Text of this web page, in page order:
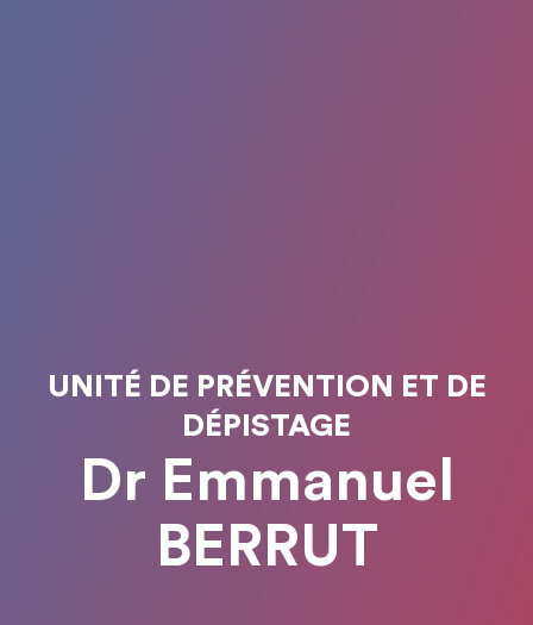
UNITÉ DE PRÉVENTION ET DE
DÉPISTAGE
Dr Emmanuel
BERRUT